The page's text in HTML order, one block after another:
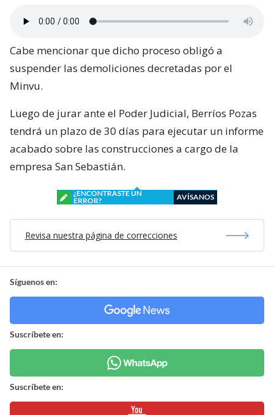
Cabe mencionar que dicho proceso obligó a
suspender las demoliciones decretadas por el
Minvu.
Luego de jurar ante el Poder Judicial, Berríos Pozas
tendrá un plazo de 30 días para ejecutar un informe
acabado sobre las construcciones a cargo de la
empresa San Sebastián.
¿ENCONTRASTE UN
ERROR?
AVÍSANOS
Revisa nuestra página de correcciones
Síguenos en:
Suscríbete en:
Suscríbete en: